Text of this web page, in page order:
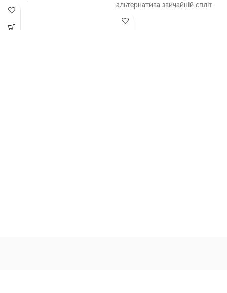
альтернатива звичайній спліт-